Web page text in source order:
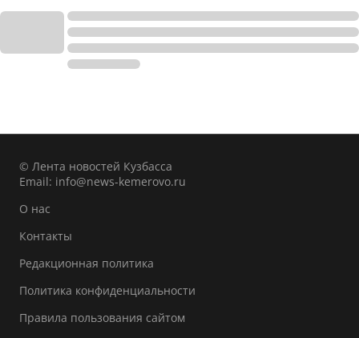
© Лента новостей Кузбасса
Email: info@news-kemerovo.ru
О нас
Контакты
Редакционная политика
Политика конфиденциальности
Правила пользования сайтом